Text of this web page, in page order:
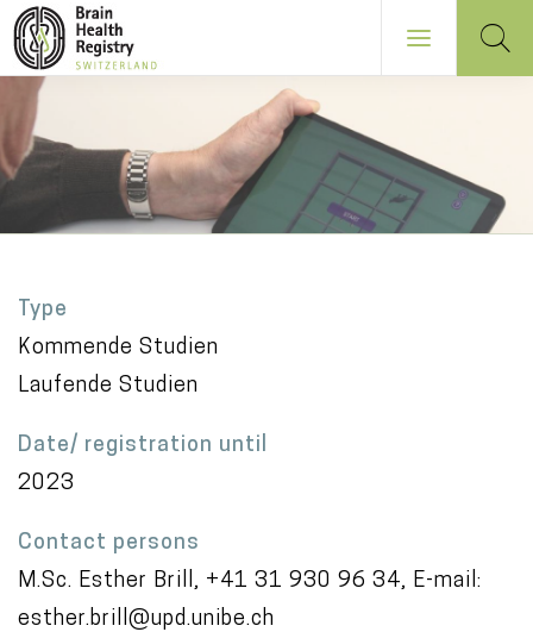
Skip
main
Type
Kommende Studien
Laufende Studien
Date/ registration until
2023
Contact persons
M.Sc. Esther Brill, +41 31 930 96 34, E-mail:
esther.brill@upd.unibe.ch